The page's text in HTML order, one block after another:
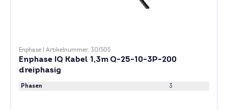
Enphase Artikelnummer: 301505
Enphase IQ Kabel 1,3m Q-25-10-3P-200
dreiphasig
Phasen 3